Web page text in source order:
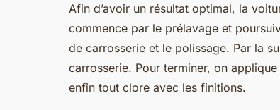
Afin d’avoir un résultat optimal, la
commence par le prélavage et
de carrosserie et le polissage. Par la
carrosserie. Pour terminer, on
enfin tout clore avec les finitions.